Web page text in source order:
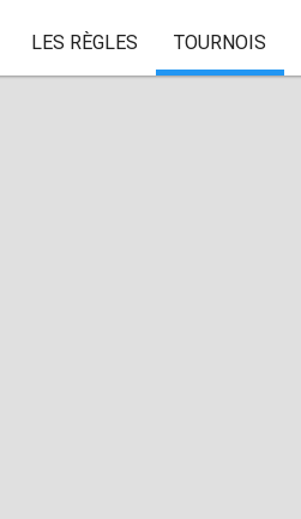
LES RÈGLES TOURNOIS